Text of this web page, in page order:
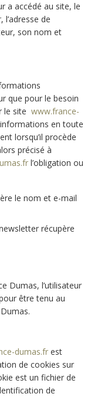
a accédé au site, le
l’adresse de
son nom et
que pour le besoin
le site www.france-
en toute
lorsqu’il procède
précisé à
l’obligation ou
le nom et e-mail
récupère
Dumas, l’utilisateur
être tenu au
dumas.fr est
de cookies sur
est un fichier de
de